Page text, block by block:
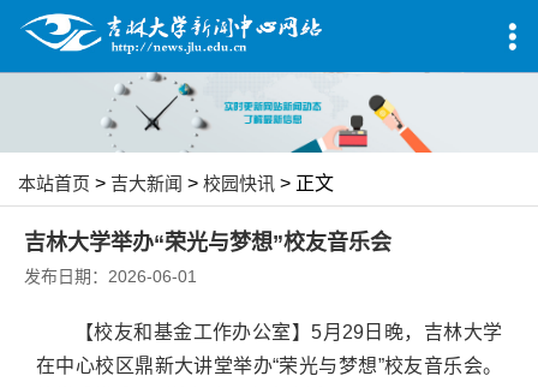
本站首页 > 吉大新闻 > 校园快讯 > 正文
吉林大学举办“荣光与梦想”校友音乐会
发布日期：2026-06-01
【校友和基金工作办公室】5月29日晚，吉林大学
在中心校区鼎新大讲堂举办“荣光与梦想”校友音乐会。